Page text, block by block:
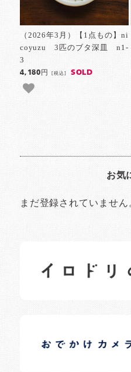
（2026年3月）【1点もの】ni
coyuzu 3匹のブタ深皿 n1-
3
4,180円[税込] SOLD
お気
まだ登録されていません
日常の様子など随時更新中で
日常の様子など随時更新中で